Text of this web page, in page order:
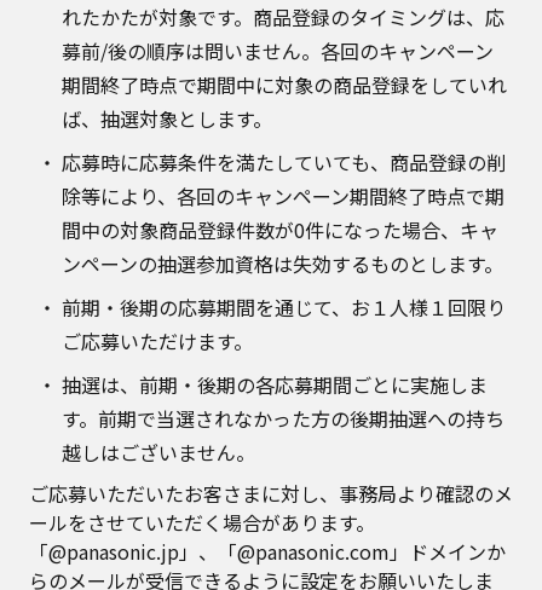
れたかたが対象です。商品登録のタイミングは、応
募前/後の順序は問いません。各回のキャンペーン
期間終了時点で期間中に対象の商品登録をしていれ
ば、抽選対象とします。
応募時に応募条件を満たしていても、商品登録の削
除等により、各回のキャンペーン期間終了時点で期
間中の対象商品登録件数が0件になった場合、キャ
ンペーンの抽選参加資格は失効するものとします。
前期・後期の応募期間を通じて、お１人様１回限り
ご応募いただけます。
抽選は、前期・後期の各応募期間ごとに実施しま
す。前期で当選されなかった方の後期抽選への持ち
越しはございません。
ご応募いただいたお客さまに対し、事務局より確認のメ
ールをさせていただく場合があります。
「@panasonic.jp」、「@panasonic.com」ドメインか
らのメールが受信できるように設定をお願いいたしま